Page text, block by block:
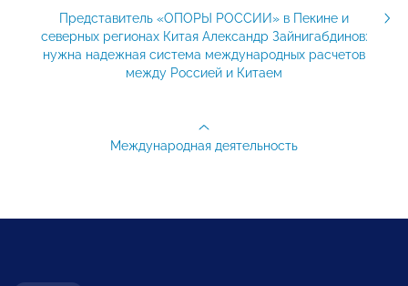
Представитель «ОПОРЫ РОССИИ» в Пекине и
северных регионах Китая Александр Зайнигабдинов:
нужна надежная система международных расчетов
между Россией и Китаем
Международная деятельность